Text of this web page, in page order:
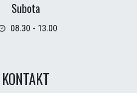
Subota
08.30 - 13.00
KONTAKT